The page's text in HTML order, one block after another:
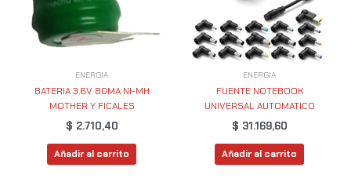
ENERGIA
BATERIA 3.6V 80MA NI-MH
MOTHER Y FICALES
$ 2.710,40
Añadir al carrito
ENERGIA
FUENTE NOTEBOOK
UNIVERSAL AUTOMATICO
$ 31.169,60
Añadir al carrito